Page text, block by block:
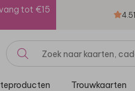
tot €15
4.51
Trouwkaarten